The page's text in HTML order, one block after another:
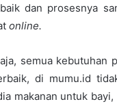
dan prosesnya
online.
semua kebutuhan
di mumu.id
makanan untuk